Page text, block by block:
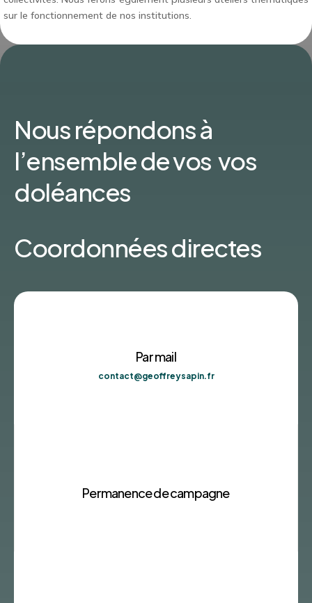
sur le fonctionnement de nos institutions.
Nous répondons à
l’ensemble de vos vos
doléances
Coordonnées directes
Par mail
contact@geoffreysapin.fr
Permanence de campagne